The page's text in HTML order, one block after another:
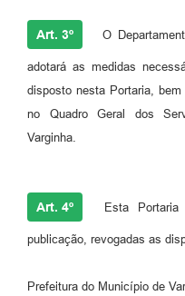
Art. 3º O
adotará as medidas
disposto nesta Portaria,
no Quadro Geral dos
Varginha.
Art. 4º Esta
publicação, revogadas as
Prefeitura do Município de